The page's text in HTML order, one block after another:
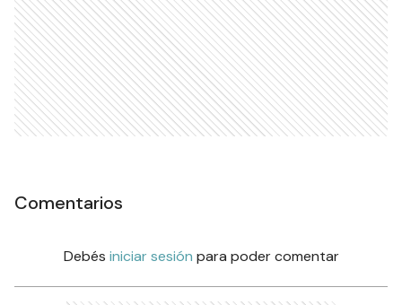
Comentarios
Debés iniciar sesión para poder comentar